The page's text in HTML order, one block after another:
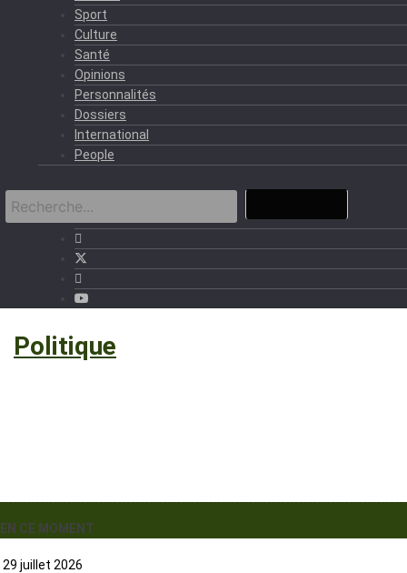
Sport
Culture
Santé
Opinions
Personnalités
Dossiers
International
People
Politique
EN CE MOMENT
29 juillet 2026